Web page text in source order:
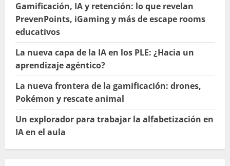
Gamificación, IA y retención: lo que revelan
PrevenPoints, iGaming y más de escape rooms
educativos
La nueva capa de la IA en los PLE: ¿Hacia un
aprendizaje agéntico?
La nueva frontera de la gamificación: drones,
Pokémon y rescate animal
Un explorador para trabajar la alfabetización en
IA en el aula